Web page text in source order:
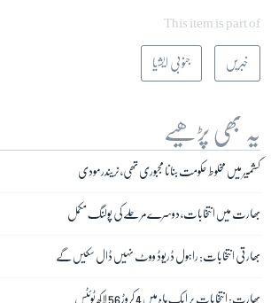
This item is part of
خبریں جنوبی ایشیا
یہ بھی پڑھیے
کشمیر میں مخلوط حکومت بنانا مجبوری تھی، نریندر مودی
بھارت میں انتخابات، دوسرے مرحلے کی پولنگ مکمل
بھارتی انتخابات: راہول ڈریوڈ ووٹ نہیں ڈال سکیں گے
بھارت: انتخابات پر ایک ماہ میں 4 کروڑ 56 لاکھ ٹوئٹس